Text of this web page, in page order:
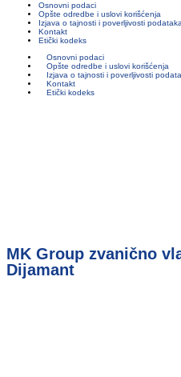
Osnovni podaci
Opšte odredbe i uslovi korišćenja
Izjava o tajnosti i poverljivosti
Kontakt
Etički kodeks
Osnovni podaci
Opšte odredbe i uslovi korišćenja
Izjava o tajnosti i poverljivosti
Kontakt
Etički kodeks
MK Group zvanično
Dijamant